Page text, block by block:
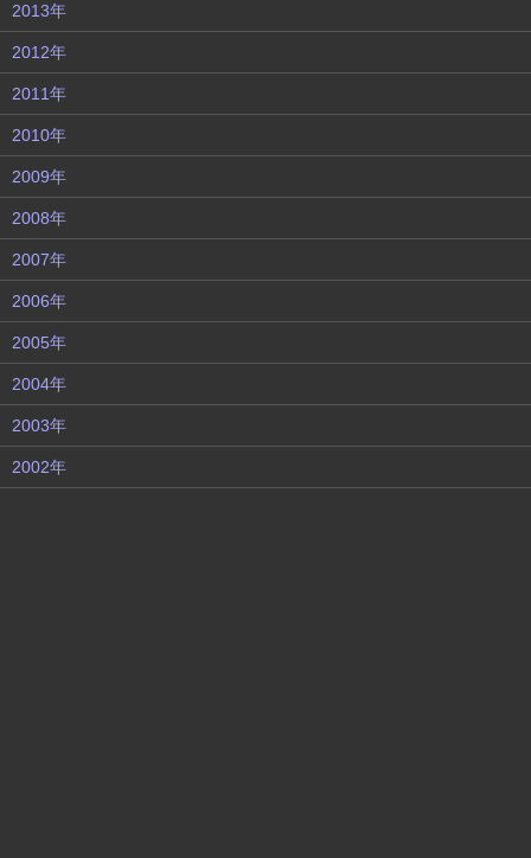
2013年
2012年
2011年
2010年
2009年
2008年
2007年
2006年
2005年
2004年
2003年
2002年